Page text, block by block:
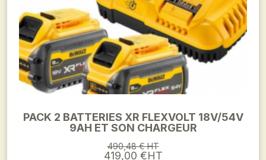
PACK 2 BATTERIES XR FLEXVOLT 18V/54V
9AH ET SON CHARGEUR
490,48 € HT
419,00 €HT